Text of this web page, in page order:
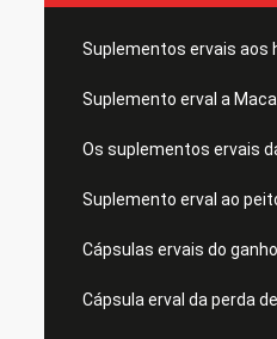
Suplementos ervais aos
Suplemento erval a Maca
Os suplementos ervais
Suplemento erval ao
Cápsulas ervais do
Cápsula erval da perda